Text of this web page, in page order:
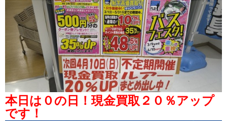
本日は０の日！現金買取２０％アップ
です！